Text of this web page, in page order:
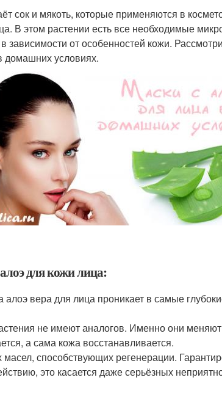
сок и мякоть, которые применяются в
В этом растении есть все необходимые
зависимости от особенностей кожи.
домашних условиях.
для кожи лица:
алоэ вера для лица проникает в самые
не имеют аналогов. Именно они меняют
а сама кожа восстанавливается.
способствующих регенерации.
это касается даже серьёзных